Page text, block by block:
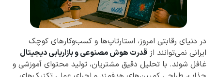
در دنیای رقابتی امروز، استارتاپ‌ها و کسب‌وکارهای کوچک
ایرانی نمی‌توانند از قدرت هوش مصنوعی و بازاریابی دیجیتال
غافل شوند. با تحلیل دقیق مشتریان، تولید محتوای آموزشی و